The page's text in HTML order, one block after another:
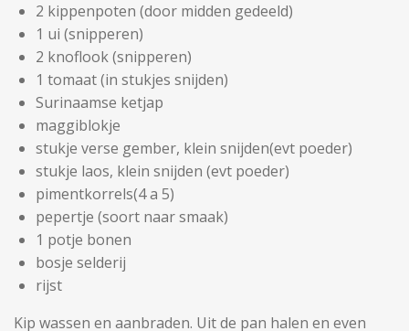
2 kippenpoten (door midden gedeeld)
1 ui (snipperen)
2 knoflook (snipperen)
1 tomaat (in stukjes snijden)
Surinaamse ketjap
maggiblokje
stukje verse gember, klein snijden(evt poeder)
stukje laos, klein snijden (evt poeder)
pimentkorrels(4 a 5)
pepertje (soort naar smaak)
1 potje bonen
bosje selderij
rijst
Kip wassen en aanbraden. Uit de pan halen en even